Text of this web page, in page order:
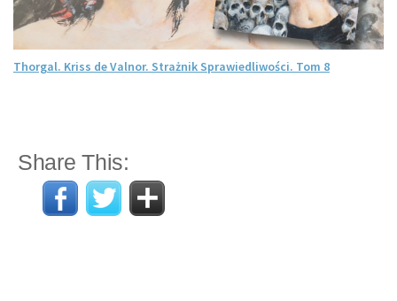
Thorgal. Kriss de Valnor. Strażnik Sprawiedliwości. Tom 8
Share This: